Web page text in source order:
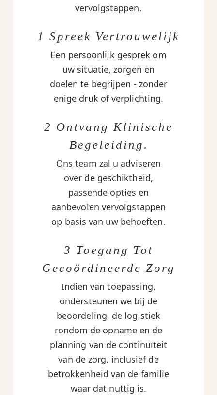
vervolgstappen.
1 Spreek Vertrouwelijk
Een persoonlijk gesprek om
uw situatie, zorgen en
doelen te begrijpen - zonder
enige druk of verplichting.
2 Ontvang Klinische
Begeleiding.
Ons team zal u adviseren
over de geschiktheid,
passende opties en
aanbevolen vervolgstappen
op basis van uw behoeften.
3 Toegang Tot
Gecoördineerde Zorg
Indien van toepassing,
ondersteunen we bij de
beoordeling, de logistiek
rondom de opname en de
planning van de continuïteit
van de zorg, inclusief de
betrokkenheid van de familie
waar dat nuttig is.